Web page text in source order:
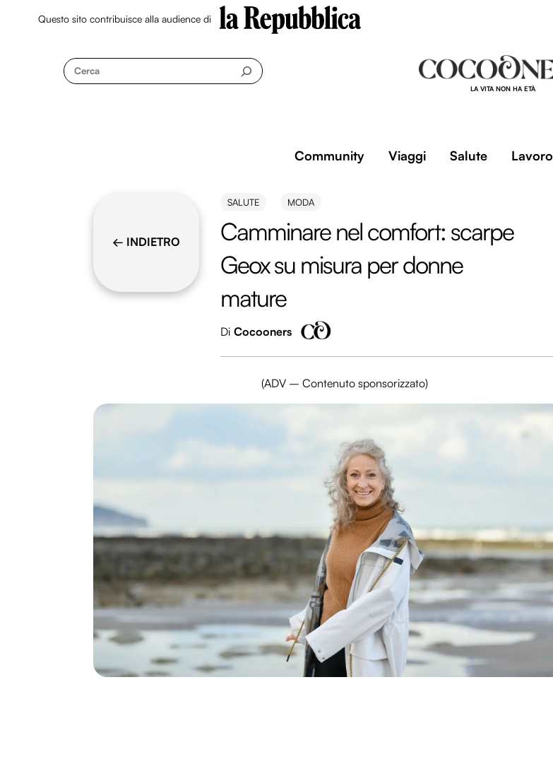
Questo sito contribuisce alla audience di
Cerca
LA VITA NON HA ETÀ
Community Viaggi Salute Lavoro
← INDIETRO
SALUTE MODA
Camminare nel comfort: scarpe
Geox su misura per donne
mature
Di Cocooners
(ADV – Contenuto sponsorizzato)